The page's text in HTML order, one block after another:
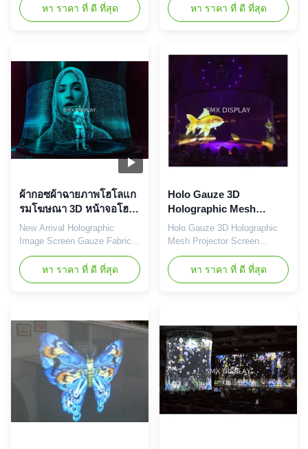
Extra Large 3D 3 D Hologram
Hologram Gauze Screen is
our near-invisible gauze while
informative and entertaining
holographic ...
หา ราคา ที่ ดี ที่สุด
Performance Big Events
Product Launch Holographic
aid of projection, spotlight and
so on. It's still inseparable
from the solid imaging
medium, a thin screen like
light yarn...
หา ราคา ที่ ดี ที่สุด
ผ้ากอซผ้าฉายภาพโฮโลแก
รมโฆษณา 3D หน้าจอโฮโล
แกรมโปรเจ็กเตอร์ที่ชัดเจน
New Arrival Holographic
Image Screen Gauze Fabric
Display Screens 3D Clear
Projector Projection
Advertising Hologram
form with the aid of projection,
spotlight and so on. It's still
inseparable from the solid
imaging medium, a thin
screen like ...
หา ราคา ที่ ดี ที่สุด
Holo Gauze 3D
Holographic Mesh
Projector Screen หน้าจอ
โฮโลแกรมโปร่งใส
Holo Gauze 3D Holographic
Mesh Projector Screen
Transparent Holographic
Screen For Stage Live Show
Pepperscrim is the perfect
invisible gauze while
informative and entertaining
holographic effects appear to
float ...
หา ราคา ที่ ดี ที่สุด